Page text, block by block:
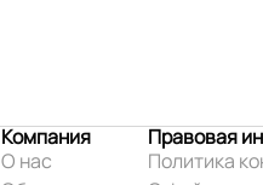
Компания
О нас
Правовая
Политика